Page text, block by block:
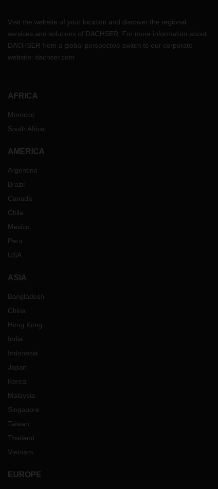
Visit the website of your location and discover the regional
services and solutions of DACHSER. For more information about
DACHSER from a global perspective switch to our corporate
website: dachser.com
AFRICA
Morocco
South Africa
AMERICA
Argentina
Brazil
Canada
Chile
Mexico
Peru
USA
ASIA
Bangladesh
China
Hong Kong
India
Indonesia
Japan
Korea
Malaysia
Singapore
Taiwan
Thailand
Vietnam
EUROPE